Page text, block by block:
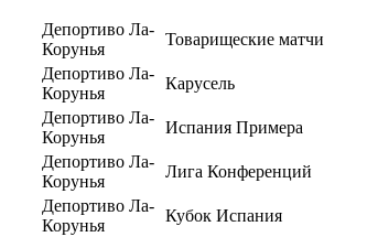
Депортиво Ла-
Корунья
Товарищеские матчи
Депортиво Ла-
Корунья
Карусель
Депортиво Ла-
Корунья
Испания Примера
Депортиво Ла-
Корунья
Лига Конференций
Депортиво Ла-
Корунья
Кубок Испания